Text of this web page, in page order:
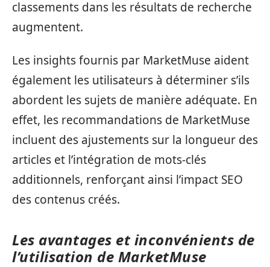
classements dans les résultats de recherche
augmentent.
Les insights fournis par MarketMuse aident
également les utilisateurs à déterminer s’ils
abordent les sujets de manière adéquate. En
effet, les recommandations de MarketMuse
incluent des ajustements sur la longueur des
articles et l’intégration de mots-clés
additionnels, renforçant ainsi l’impact SEO
des contenus créés.
Les avantages et inconvénients de
l’utilisation de MarketMuse